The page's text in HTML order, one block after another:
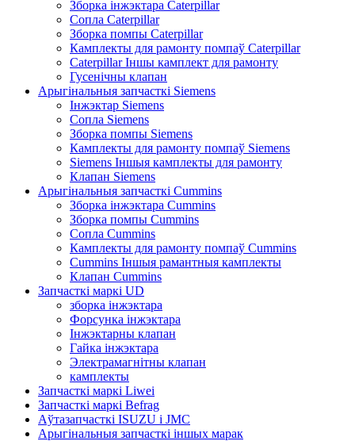
Зборка інжэктара Caterpillar
Сопла Caterpillar
Зборка помпы Caterpillar
Камплекты для рамонту помпаў Caterpillar
Caterpillar Іншы камплект для рамонту
Гусенічны клапан
Арыгінальныя запчасткі Siemens
Інжэктар Siemens
Сопла Siemens
Зборка помпы Siemens
Камплекты для рамонту помпаў Siemens
Siemens Іншыя камплекты для рамонту
Клапан Siemens
Арыгінальныя запчасткі Cummins
Зборка інжэктара Cummins
Зборка помпы Cummins
Сопла Cummins
Камплекты для рамонту помпаў Cummins
Cummins Іншыя рамантныя камплекты
Клапан Cummins
Запчасткі маркі UD
зборка інжэктара
Форсунка інжэктара
Інжэктарны клапан
Гайка інжэктара
Электрамагнітны клапан
камплекты
Запчасткі маркі Liwei
Запчасткі маркі Befrag
Аўтазапчасткі ISUZU і JMC
Арыгінальныя запчасткі іншых марак